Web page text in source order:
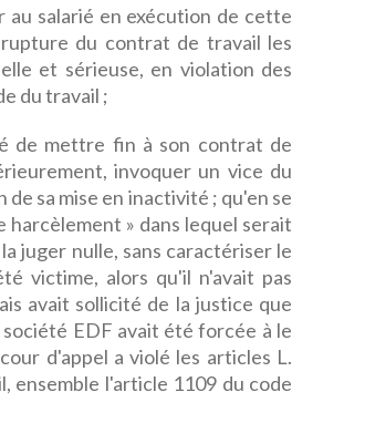
salarié en exécution de cette
du contrat de travail les
et sérieuse, en violation des
du travail ;
de mettre fin à son contrat de
invoquer un vice du
sa mise en inactivité ; qu'en se
» dans lequel serait
juger nulle, sans caractériser le
victime, alors qu'il n'avait pas
avait sollicité de la justice que
EDF avait été forcée à le
d'appel a violé les articles L.
ensemble l'article 1109 du code